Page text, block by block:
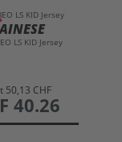
LS KID Jersey
50,13 CHF
40.26